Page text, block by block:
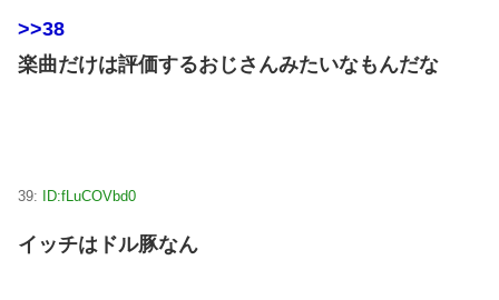
>>38
楽曲だけは評価するおじさんみたいなもんだな
39: ID:fLuCOVbd0
イッチはドル豚なん